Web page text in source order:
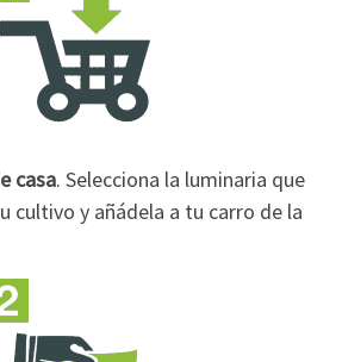
casa. Selecciona la luminaria que
cultivo y añádela a tu carro de la